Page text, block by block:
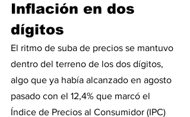
Inflación en dos
dígitos
El ritmo de suba de precios se mantuvo
dentro del terreno de los dos dígitos,
algo que ya había alcanzado en agosto
pasado con el 12,4% que marcó el
Índice de Precios al Consumidor (IPC)